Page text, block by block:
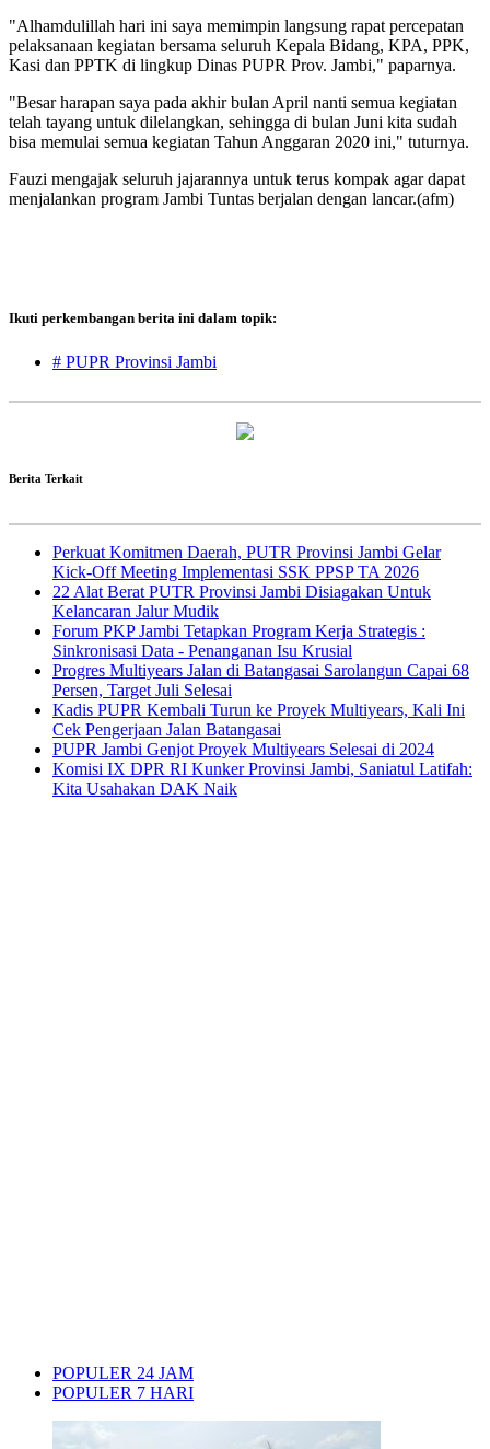
"Alhamdulillah hari ini saya memimpin langsung rapat percepatan
pelaksanaan kegiatan bersama seluruh Kepala Bidang, KPA, PPK,
Kasi dan PPTK di lingkup Dinas PUPR Prov. Jambi," paparnya.
"Besar harapan saya pada akhir bulan April nanti semua kegiatan
telah tayang untuk dilelangkan, sehingga di bulan Juni kita sudah
bisa memulai semua kegiatan Tahun Anggaran 2020 ini," tuturnya.
Fauzi mengajak seluruh jajarannya untuk terus kompak agar dapat
menjalankan program Jambi Tuntas berjalan dengan lancar.(afm)
Ikuti perkembangan berita ini dalam topik:
# PUPR Provinsi Jambi
Berita Terkait
Perkuat Komitmen Daerah, PUTR Provinsi Jambi Gelar
Kick-Off Meeting Implementasi SSK PPSP TA 2026
22 Alat Berat PUTR Provinsi Jambi Disiagakan Untuk
Kelancaran Jalur Mudik
Forum PKP Jambi Tetapkan Program Kerja Strategis :
Sinkronisasi Data - Penanganan Isu Krusial
Progres Multiyears Jalan di Batangasai Sarolangun Capai 68
Persen, Target Juli Selesai
Kadis PUPR Kembali Turun ke Proyek Multiyears, Kali Ini
Cek Pengerjaan Jalan Batangasai
PUPR Jambi Genjot Proyek Multiyears Selesai di 2024
Komisi IX DPR RI Kunker Provinsi Jambi, Saniatul Latifah:
Kita Usahakan DAK Naik
POPULER 24 JAM
POPULER 7 HARI